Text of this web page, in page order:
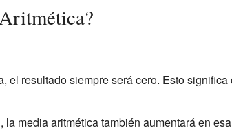
el resultado siempre será cero. Esto significa
media aritmética también aumentará en